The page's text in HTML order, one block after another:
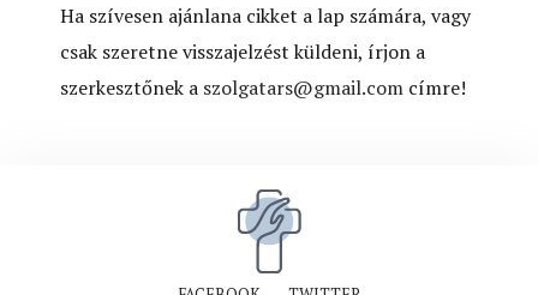
Ha szívesen ajánlana cikket a lap számára, vagy
csak szeretne visszajelzést küldeni, írjon a
szerkesztőnek a szolgatars@gmail.com címre!